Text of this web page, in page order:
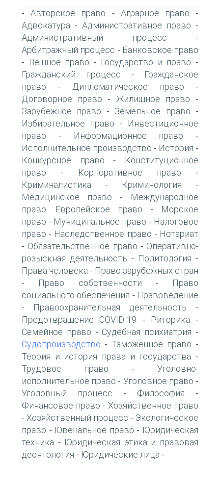
-Авторское право - Аграрное право -
Адвокатура - Административное право -
Административный процесс -
Арбитражный процесс - Банковское право
- Вещное право - Государство и право -
Гражданский процесс -
Гражданское
право - Дипломатическое право -
Договорное право - Жилищное право -
Зарубежное право - Земельное право -
Избирательное право -
Инвестиционное
право - Информационное право -
Исполнительное производство - История -
Конкурсное право -
Конституционное
право - Корпоративное право -
Криминалистика - Криминология -
Медицинское право -
Международное
право. Европейское право -
Морское
право - Муниципальное право - Налоговое
право - Наследственное право - Нотариат
- Обязательственное право - Оперативно-
розыскная деятельность - Политология -
Права человека - Право зарубежных стран
- Право собственности -
Право
социального обеспечения - Правоведение
- Правоохранительная деятельность -
Предотвращение COVID-19 - Риторика -
Семейное право - Судебная психиатрия -
Судопроизводство - Таможенное право -
Теория и история права и государства -
Трудовое право -Уголовно-
исполнительное право - Уголовное право -
Уголовный процесс - Философия -
Финансовое право - Хозяйственное право
- Хозяйственный процесс - Экологическое
право - Ювенальное право - Юридическая
техника - Юридическая этика и правовая
деонтология - Юридические лица -